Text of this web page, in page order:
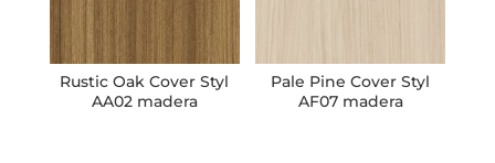
Rustic Oak Cover Styl
AA02 madera
Pale Pine Cover Styl
AF07 madera